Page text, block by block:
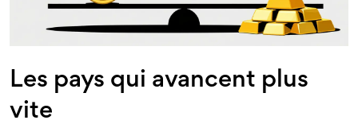
Les pays qui avancent plus
vite